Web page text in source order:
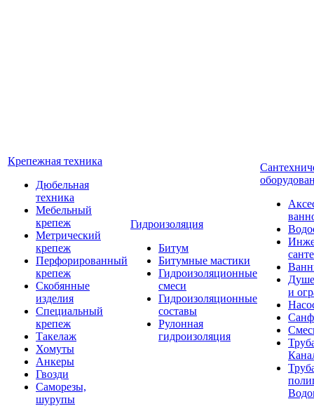
Крепежная техника
Дюбельная
техника
Мебельный
крепеж
Метрический
крепеж
Перфорированный
крепеж
Скобянные
изделия
Специальный
крепеж
Такелаж
Хомуты
Анкеры
Гвозди
Саморезы,
шурупы
Гидроизоляция
Битум
Битумные мастики
Гидроизоляционные
смеси
Гидроизоляционные
составы
Рулонная
гидроизоляция
и